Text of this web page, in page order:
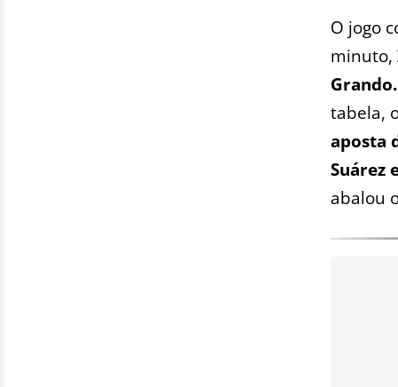
O jogo
minuto,
tabela,
aposta
Suárez
abalou